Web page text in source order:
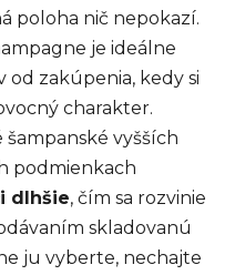
poloha nič nepokazí.
je ideálne
od zakúpenia, kedy si
charakter.
vyšších
podmienkach
dlhšie, čím sa rozvinie
skladovanú
ju vyberte, nechajte